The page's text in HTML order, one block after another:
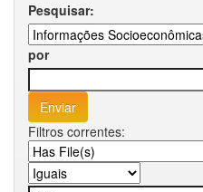
Pesquisar:
por
Filtros correntes: